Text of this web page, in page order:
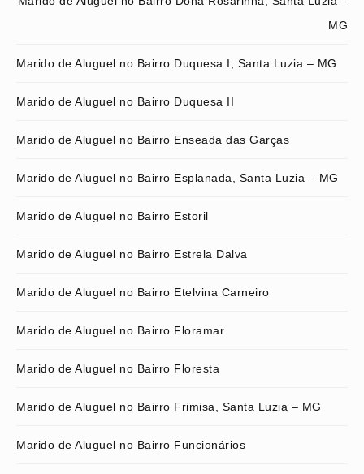
MG
Marido de Aluguel no Bairro Duquesa I, Santa Luzia – MG
Marido de Aluguel no Bairro Duquesa II
Marido de Aluguel no Bairro Enseada das Garças
Marido de Aluguel no Bairro Esplanada, Santa Luzia – MG
Marido de Aluguel no Bairro Estoril
Marido de Aluguel no Bairro Estrela Dalva
Marido de Aluguel no Bairro Etelvina Carneiro
Marido de Aluguel no Bairro Floramar
Marido de Aluguel no Bairro Floresta
Marido de Aluguel no Bairro Frimisa, Santa Luzia – MG
Marido de Aluguel no Bairro Funcionários